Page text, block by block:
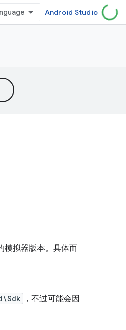
Android Studio
模拟器版本。具体而
，不过可能会因